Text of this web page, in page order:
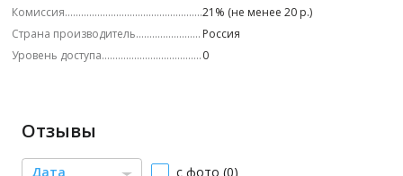
Комиссия
21% (не менее 20 р.)
Страна производитель
Россия
Уровень доступа
0
Отзывы
Дата с фото (0)